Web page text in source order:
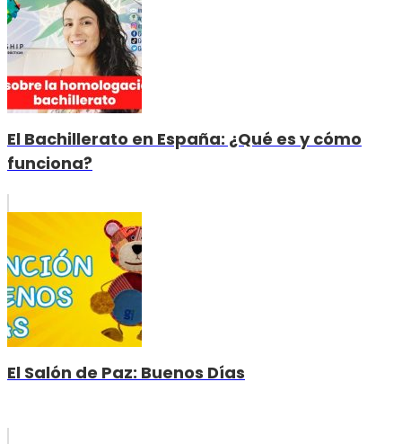
El Bachillerato en España: ¿Qué es y cómo
funciona?
El Salón de Paz: Buenos Días